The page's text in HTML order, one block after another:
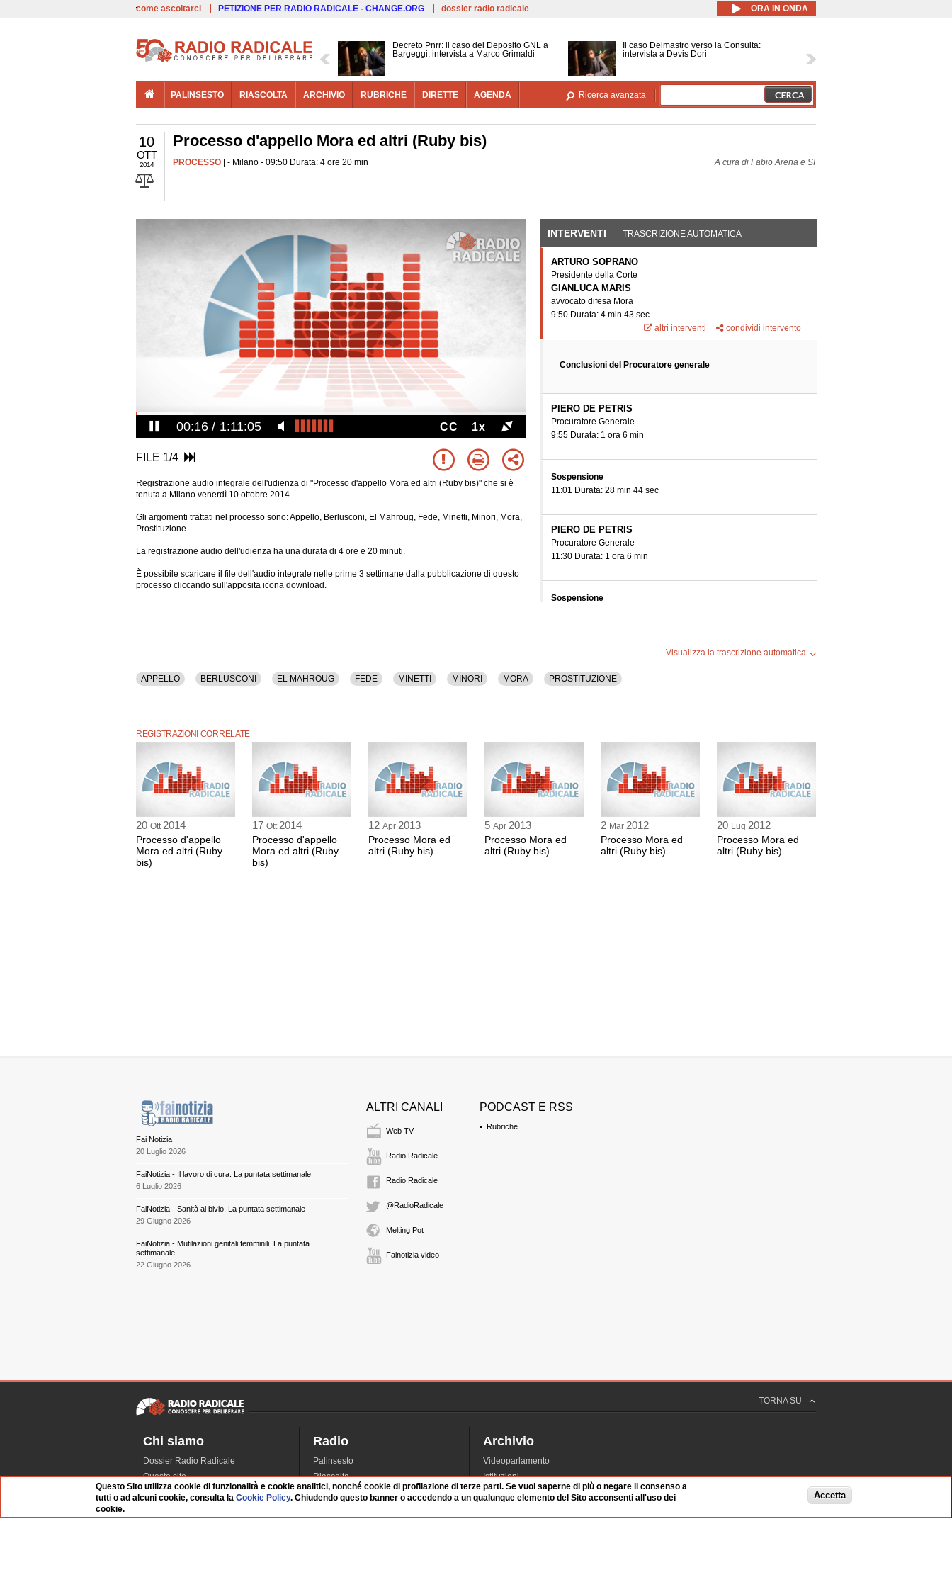
Salta al contenuto principale
come ascoltarci PETIZIONE PER RADIO RADICALE - CHANGE.ORG dossier radio radicale ORA IN ONDA
Decreto Pnrr: il caso del Deposito GNL a
Bargeggi, intervista a Marco Grimaldi
Il caso Delmastro verso la Consulta:
intervista a Devis Dori
PALINSESTO RIASCOLTA ARCHIVIO RUBRICHE DIRETTE AGENDA Ricerca avanzata
10
OTT
2014
Processo d'appello Mora ed altri (Ruby bis)
PROCESSO | - Milano - 09:50 Durata: 4 ore 20 min A cura di Fabio Arena e SI
00:17 1:11:05 CC 1x
FILE 1/4
Registrazione audio integrale dell'udienza di "Processo d'appello Mora ed altri (Ruby bis)" che si è
tenuta a Milano venerdì 10 ottobre 2014.
Gli argomenti trattati nel processo sono: Appello, Berlusconi, El Mahroug, Fede, Minetti, Minori, Mora,
Prostituzione.
La registrazione audio dell'udienza ha una durata di 4 ore e 20 minuti.
È possibile scaricare il file dell'audio integrale nelle prime 3 settimane dalla pubblicazione di questo
processo cliccando sull'apposita icona download.
INTERVENTI (SCHEDA ATTIVA)
TRASCRIZIONE AUTOMATICA
ARTURO SOPRANO
Presidente della Corte
GIANLUCA MARIS
avvocato difesa Mora
9:50 Durata: 4 min 43 sec
altri interventi
condividi intervento
Conclusioni del Procuratore generale
PIERO DE PETRIS
Procuratore Generale
9:55 Durata: 1 ora 6 min
Sospensione
11:01 Durata: 28 min 44 sec
PIERO DE PETRIS
Procuratore Generale
11:30 Durata: 1 ora 6 min
Sospensione
13:00 Durata: 54 min 57 sec
PIERO DE PETRIS
Procuratore Generale
15:00 Durata: 1 ora 8 min
Prossima udienza: 17 Ottobre 2014, ore 9.30
Visualizza la trascrizione automatica
APPELLO BERLUSCONI EL MAHROUG FEDE MINETTI MINORI MORA PROSTITUZIONE
REGISTRAZIONI CORRELATE
20 Ott 2014
Processo d'appello
Mora ed altri (Ruby
bis)
17 Ott 2014
Processo d'appello
Mora ed altri (Ruby
bis)
12 Apr 2013
Processo Mora ed
altri (Ruby bis)
5 Apr 2013
Processo Mora ed
altri (Ruby bis)
2 Mar 2012
Processo Mora ed
altri (Ruby bis)
20 Lug 2012
Processo Mora ed
altri (Ruby bis)
Fai Notizia
20 Luglio 2026
FaiNotizia - Il lavoro di cura. La puntata settimanale
6 Luglio 2026
FaiNotizia - Sanità al bivio. La puntata settimanale
29 Giugno 2026
FaiNotizia - Mutilazioni genitali femminili. La puntata
settimanale
22 Giugno 2026
ALTRI CANALI
Web TV
Radio Radicale
Radio Radicale
@RadioRadicale
Melting Pot
Fainotizia video
PODCAST E RSS
Rubriche
TORNA SU
Chi siamo
Dossier Radio Radicale
Questo sito
L'Archivio
Radio
Palinsesto
Riascolta
Dirette
Archivio
Videoparlamento
Istituzioni
Dibattiti
Questo Sito utilizza cookie di funzionalità e cookie analitici, nonché cookie di profilazione di terze parti. Se vuoi saperne di più o negare il consenso a
tutti o ad alcuni cookie, consulta laCookie Policy. Chiudendo questo banner o accedendo a un qualunque elemento del Sito acconsenti all'uso dei
cookie.
Accetta